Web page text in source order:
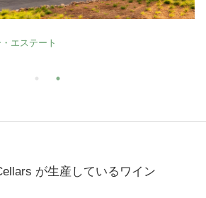
エステート
が生産しているワイン